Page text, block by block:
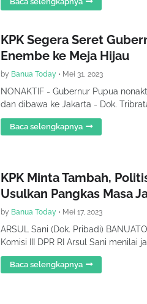
KPK Segera Seret
Enembe ke Meja Hijau
by Banua Today • Mei 31, 2023
NONAKTIF - Gubernur Pupua
dan dibawa ke Jakarta - Dok.
Baca selengkapnya
KPK Minta Tambah,
Usulkan Pangkas Masa
by Banua Today • Mei 17, 2023
ARSUL Sani (Dok. Pribadi)
Komisi III DPR RI Arsul Sani menilai
Baca selengkapnya